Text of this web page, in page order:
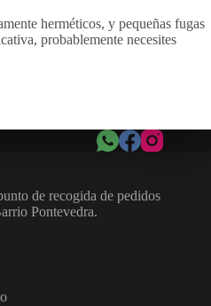
herméticos, y pequeñas fugas
probablemente necesites
de recogida de pedidos
Pontevedra.